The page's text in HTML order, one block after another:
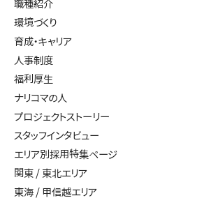
職種紹介
環境づくり
育成・キャリア
人事制度
福利厚生
ナリコマの人
プロジェクトストーリー
スタッフインタビュー
エリア別採用特集ページ
関東 / 東北エリア
東海 / 甲信越エリア